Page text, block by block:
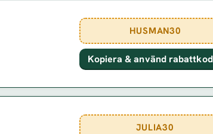
HUSMAN30
Kopiera & använd rabattkod
JULIA30